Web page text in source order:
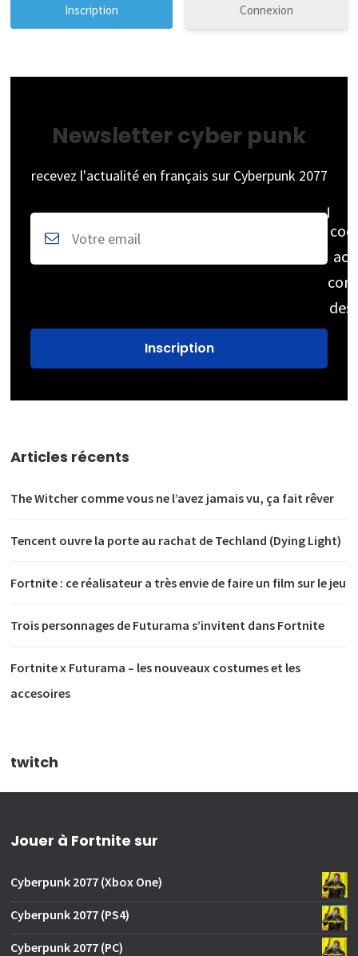
Connexion
Newsletter cyber punk
recevez l'actualité en français sur Cyberpunk 2077
des
Articles récents
The Witcher comme vous ne l’avez jamais vu, ça fait rêver
Tencent ouvre la porte au rachat de Techland (Dying Light)
Fortnite : ce réalisateur a très envie de faire un film sur le jeu
Trois personnages de Futurama s’invitent dans Fortnite
Fortnite x Futurama – les nouveaux costumes et les
accesoires
twitch
Jouer à Fortnite sur
Cyberpunk 2077 (Xbox One)
Cyberpunk 2077 (PS4)
Cyberpunk 2077 (PC)